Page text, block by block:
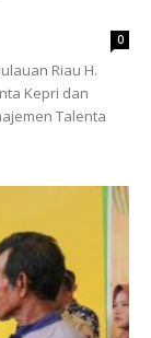
0
Riau H.
Kepri dan
Talenta